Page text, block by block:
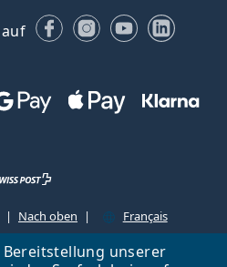
unserer
FacebookInstagram
YouTube
Nach oben
Français
und Betreiber des Online-
18 Jahren sind wir für Sie da.